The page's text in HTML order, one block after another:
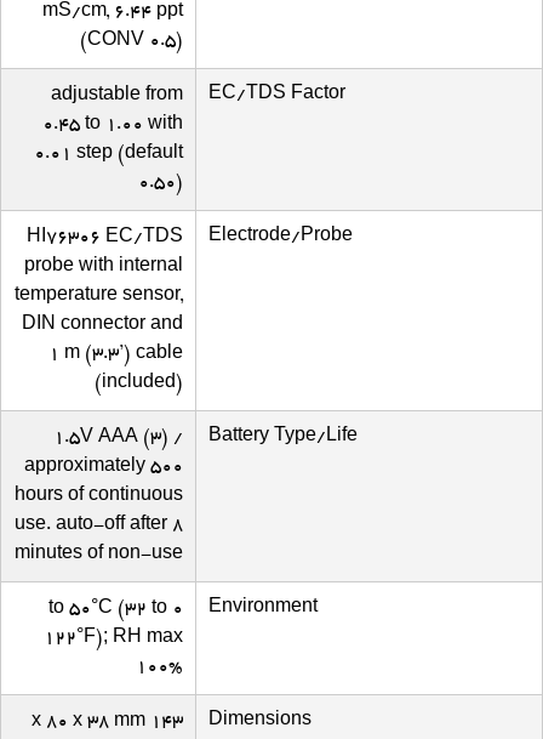
mS/cm, 6.44 ppt
(CONV 0.5)
EC/TDS Factor
adjustable from
0.45 to 1.00 with
0.01 step (default
0.50)
Electrode/Probe
HI76306 EC/TDS
probe with internal
temperature sensor,
DIN connector and
1 m (3.3’) cable
(included)
Battery Type/Life
1.5V AAA (3) /
approximately 500
hours of continuous
use. auto-off after 8
minutes of non-use
Environment
0 to 50°C (32 to
122°F); RH max
100%
Dimensions
143 x 80 x 38 mm